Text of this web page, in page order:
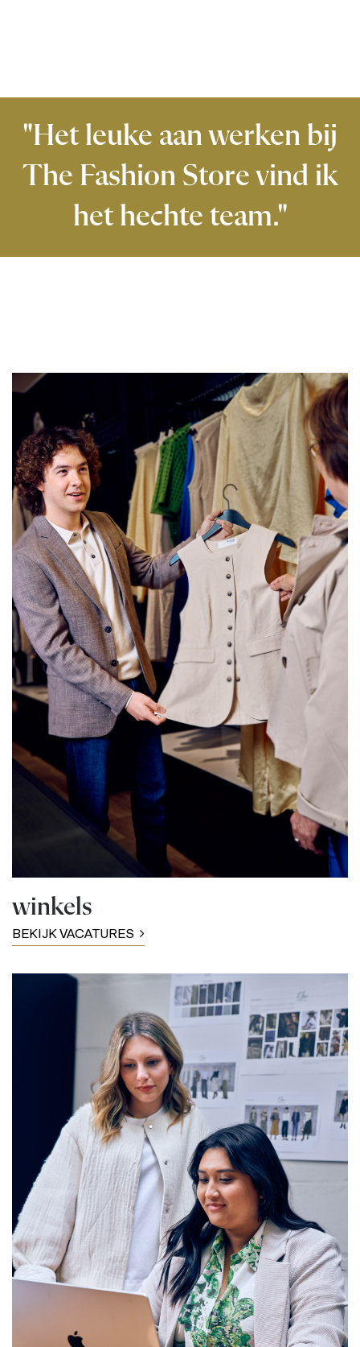
"Het leuke aan werken bij
The Fashion Store vind ik
het hechte team."
winkels
BEKIJK VACATURES